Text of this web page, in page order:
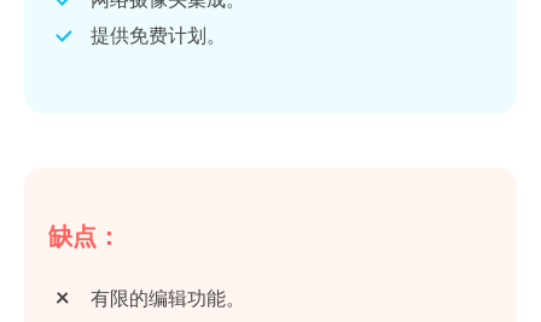
提供免费计划。
缺点：
有限的编辑功能。